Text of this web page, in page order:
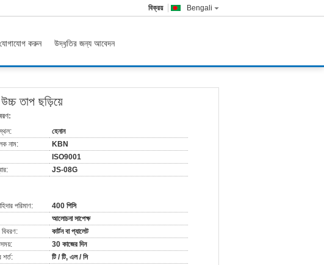
Bengali
বিক্রয়
করুন উদ্ধৃতির জন্য আবেদন
তাপ ছড়িয়ে
হেনান
নাম:
KBN
ISO9001
JS-08G
পরিমাণ:
400 পিসি
আলোচনা সাপেক্ষ
বিবরণ:
কার্টন বা প্যালেট
সময়:
30 কাজের দিন
শর্ত:
টি / টি, এল / সি